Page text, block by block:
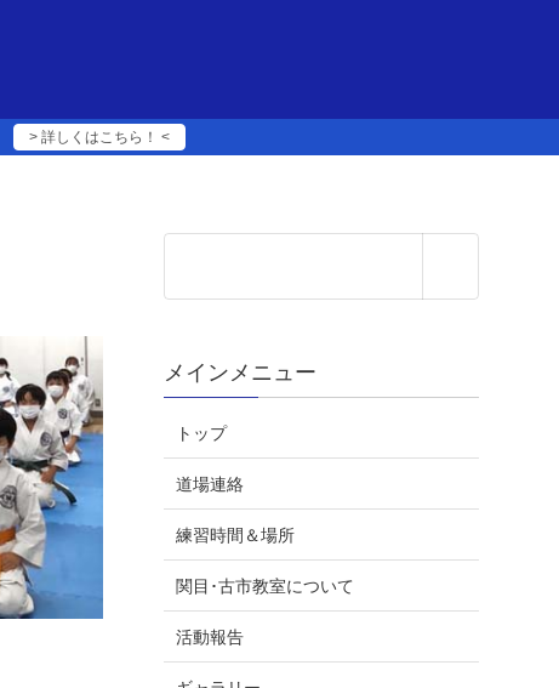
> 詳しくはこちら！ <
メインメニュー
トップ
道場連絡
練習時間＆場所
関目･古市教室について
活動報告